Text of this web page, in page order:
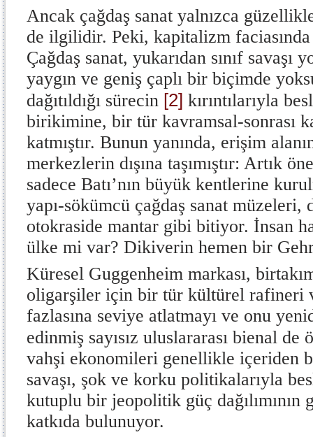
Ancak çağdaş sanat yalnızca
de ilgilidir. Peki, kapitalizm
Çağdaş sanat, yukarıdan sınıf savaşı
yaygın ve geniş çaplı bir biçimde
dağıtıldığı sürecin [2] kırıntılarıyla
birikimine, bir tür kavramsal-sonrası
katmıştır. Bunun yanında, erişim
merkezlerin dışına taşımıştır: Artık
sadece Batı’nın büyük kentlerine
yapı-sökümcü çağdaş sanat müzeleri,
otokraside mantar gibi bitiyor. İnsan
ülke mi var? Dikiverin hemen bir
Küresel Guggenheim markası,
oligarşiler için bir tür kültürel rafineri
fazlasına seviye atlatmayı ve onu
edinmiş sayısız uluslararası bienal de
vahşi ekonomileri genellikle içeriden
savaşı, şok ve korku politikalarıyla
kutuplu bir jeopolitik güç dağılımının
katkıda bulunuyor.